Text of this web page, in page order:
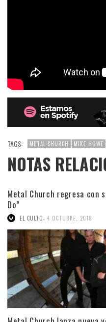
TAGS: METAL CHURCH MIKE HOWE
NOTAS
Metal Church regresa con
Do”
EL CULTO, 4 OCTUBRE, 2018